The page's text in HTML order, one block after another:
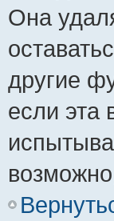
Она
другие
если эта